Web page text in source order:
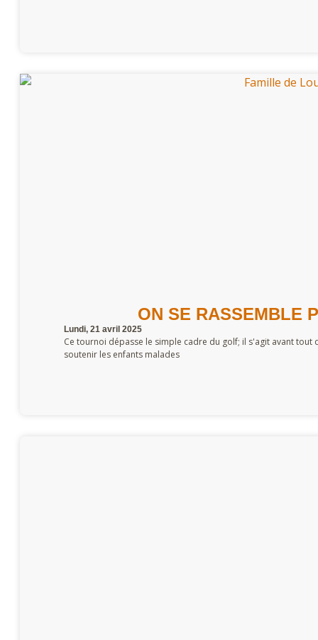
ON SE RASSEMBLE
Lundi, 21 avril 2025
Ce tournoi dépasse le simple cadre du golf; il s'agit avant
soutenir les enfants malades